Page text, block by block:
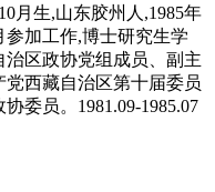
月生,山东胶州人,1985年
参加工作,博士研究生学
区政协党组成员、副主
西藏自治区第十届委员
委员。1981.09-1985.07